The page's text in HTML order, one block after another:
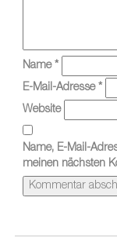
Name *
E-Mail-Adresse *
Website
Name, E-Mail-
meinen nächsten